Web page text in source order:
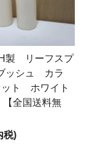
製 リーフスプ
ッシュ カラ
ト ホワイト
全国送料無
税)